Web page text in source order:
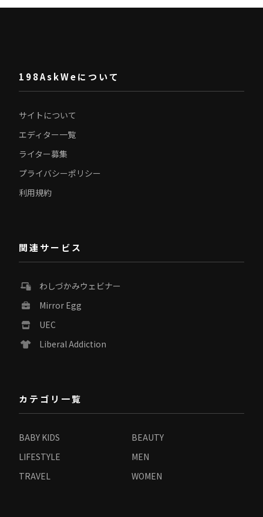
198AskWeについて
サイトについて
エディター一覧
ライター募集
プライバシーポリシー
利用規約
関連サービス
わしづかみウェビナー
Mirror Egg
UEC
Liberal Addiction
カテゴリ一覧
BABY KIDS
BEAUTY
LIFESTYLE
MEN
TRAVEL
WOMEN